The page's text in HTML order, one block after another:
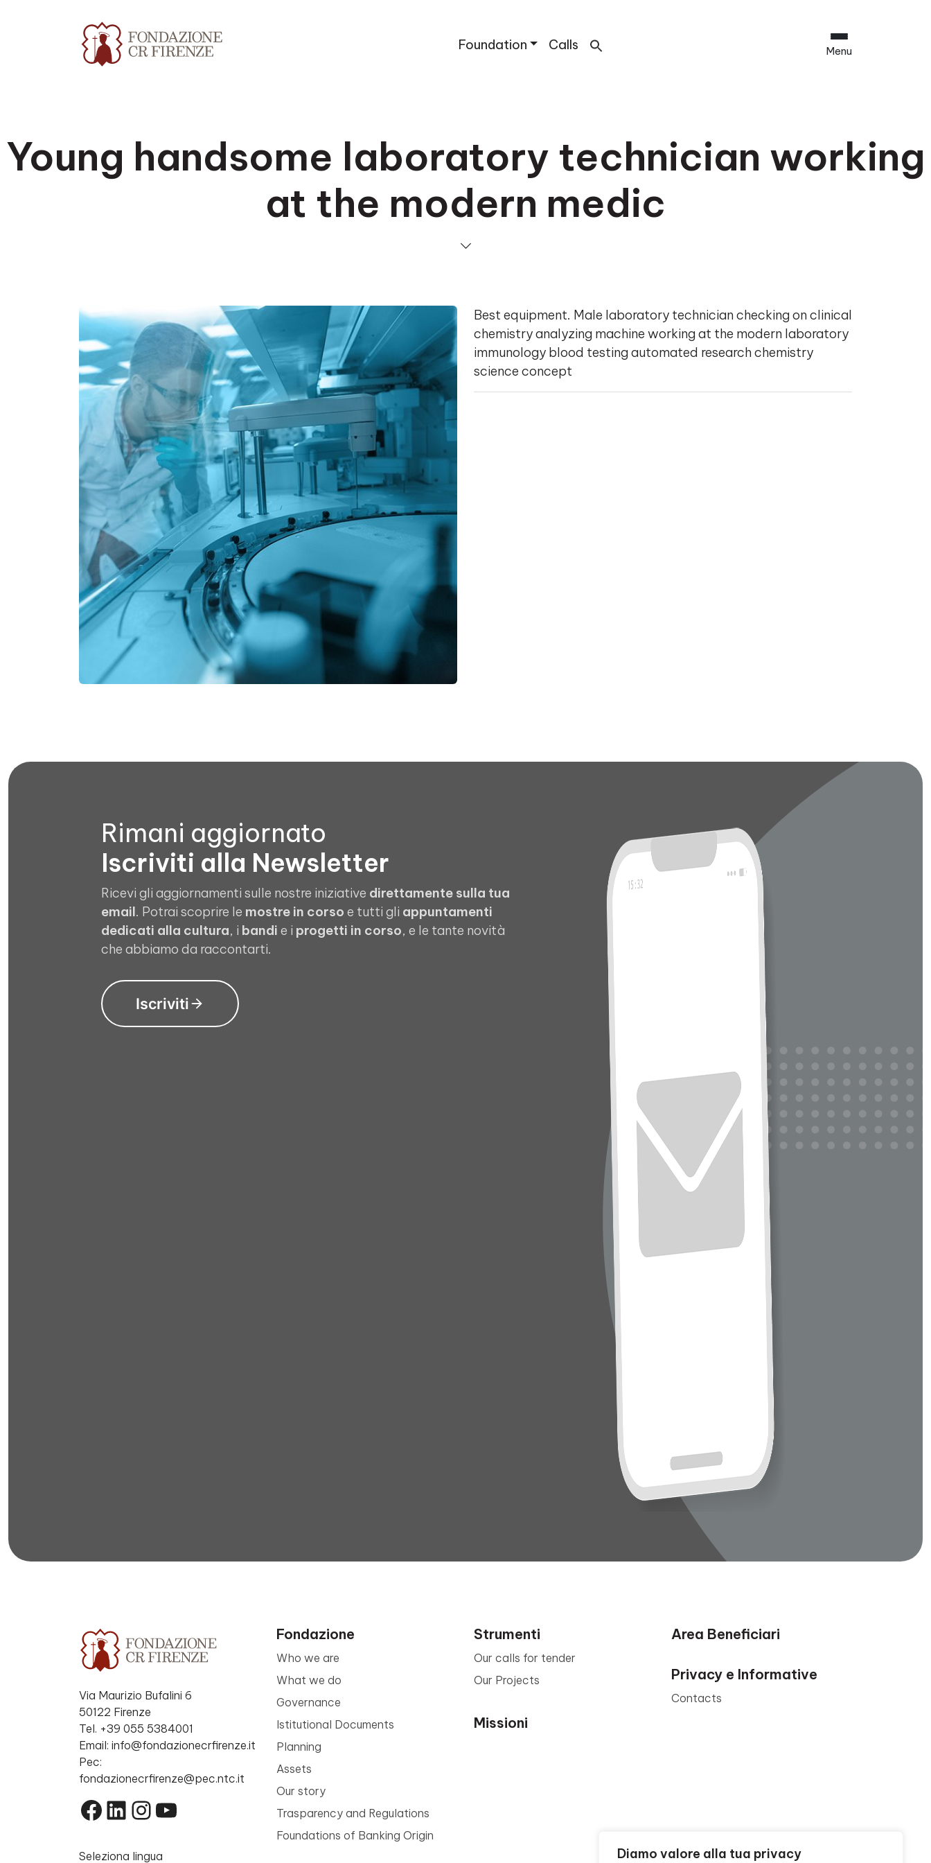
Diamo valore alla tua privacy
Foundation Calls Menu
Young handsome laboratory technician working
at the modern medic
Best equipment. Male laboratory technician checking on clinical
chemistry analyzing machine working at the modern laboratory
immunology blood testing automated research chemistry
science concept
Rimani aggiornato
Iscriviti alla Newsletter
Ricevi gli aggiornamenti sulle nostre iniziative direttamente sulla tua
email. Potrai scoprire le mostre in corso e tutti gli appuntamenti
dedicati alla cultura, i bandi e i progetti in corso, e le tante novità
che abbiamo da raccontarti.
Iscriviti
Via Maurizio Bufalini 6
50122 Firenze
Tel. +39 055 5384001
Email: info@fondazionecrfirenze.it
Pec:
fondazionecrfirenze@pec.ntc.it
Facebook
LinkedIn
Instagram
YouTube
Seleziona lingua
Fondazione
Who we are
What we do
Governance
Istitutional Documents
Planning
Assets
Our story
Trasparency and Regulations
Foundations of Banking Origin
Strumenti
Our calls for tender
Our Projects
Missioni
Area Beneficiari
Privacy e Informative
Contacts